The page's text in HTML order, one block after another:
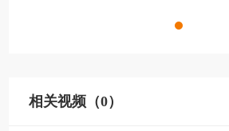
相关视频（0）